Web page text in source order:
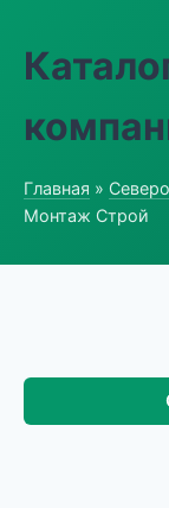
Главная »
Монтаж Строй